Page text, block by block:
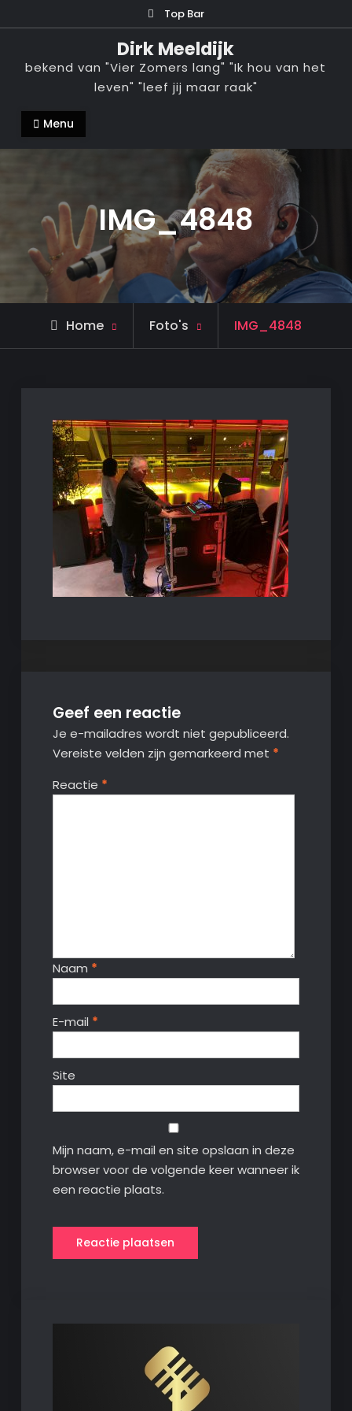
naar
inhoud
Top Bar
Dirk Meeldijk
bekend van "Vier Zomers lang" "Ik hou van het
leven" "leef jij maar raak"
Menu
IMG_4848
Home Foto's IMG_4848
Geef een reactie
Je e-mailadres wordt niet gepubliceerd.
Vereiste velden zijn gemarkeerd met *
Reactie *
Naam *
E-mail *
Site
Mijn naam, e-mail en site opslaan in deze
browser voor de volgende keer wanneer ik
een reactie plaats.